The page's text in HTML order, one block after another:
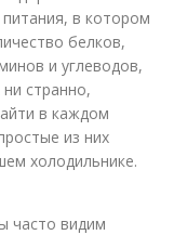
в котором
белков,
и углеводов,
странно,
в каждом
из них
холодильнике.
часто видим